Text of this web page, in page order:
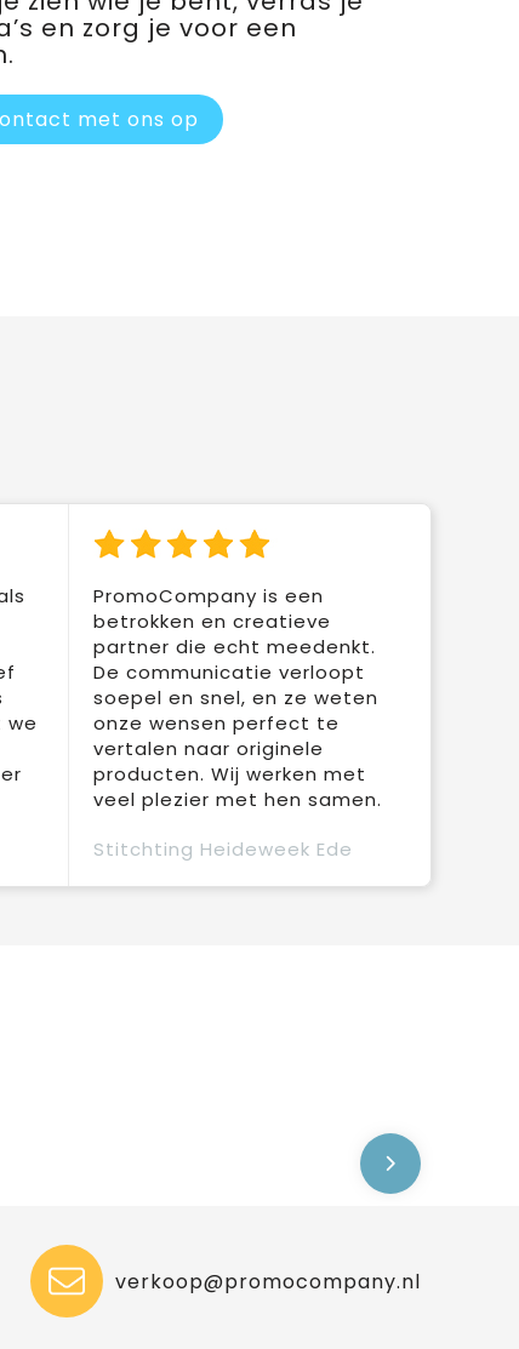
en zorg je voor een
met ons op
we
PromoCompany is een
betrokken en creatieve
partner die echt meedenkt.
De communicatie verloopt
soepel en snel, en ze weten
onze wensen perfect te
vertalen naar originele
producten. Wij werken met
veel plezier met hen samen.
Stitchting Heideweek Ede
verkoop@promocompany.nl